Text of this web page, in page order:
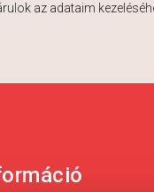
az adataim